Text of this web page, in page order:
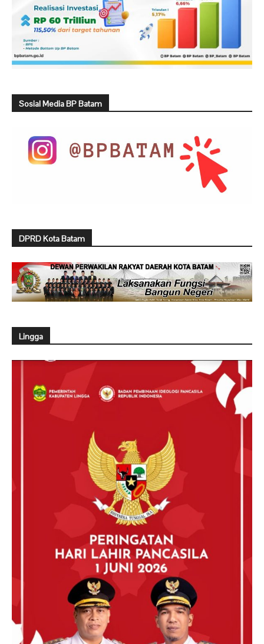
Sosial Media BP Batam
DPRD Kota Batam
Lingga